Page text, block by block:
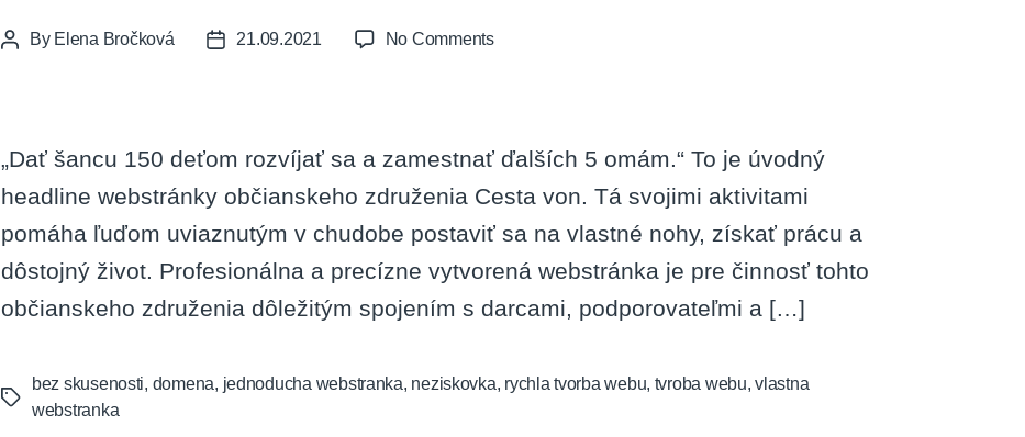
PostBy Elena Bročková
Post21.09.2021 No Commentson
web
pre
občianske
„Dať šancu 150 deťom rozvíjať sa a zamestnať ďalších 5 omám.“ To je úvodný
headline webstránky občianskeho združenia Cesta von. Tá svojimi aktivitami
pomáha ľuďom uviaznutým v chudobe postaviť sa na vlastné nohy, získať prácu a
dôstojný život. Profesionálna a precízne vytvorená webstránka je pre činnosť tohto
občianskeho združenia dôležitým spojením s darcami, podporovateľmi a […]
Tags
bez skusenosti, domena, jednoducha webstranka, neziskovka, rychla tvorba webu, tvroba webu,vlastna
webstranka